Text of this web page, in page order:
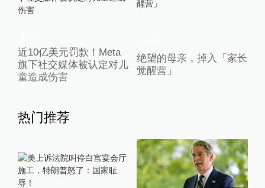
近10亿美元罚款！Meta
旗下社交媒体被认定对儿
童造成伤害
绝望的母亲，掉入「家长
觉醒营」
热门推荐